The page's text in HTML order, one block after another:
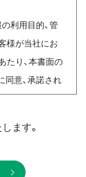
利用目的、管
様が当社にお
たり、本書面の
意、承諾され
個人情報の保
ます。